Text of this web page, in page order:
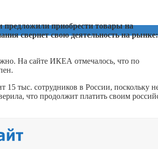
предложили приобрести товары на
свернет свою деятельность на рынке:
На сайте ИКЕА отмечалось, что по
15 тыс. сотрудников в России, поскольку
что продолжит платить своим